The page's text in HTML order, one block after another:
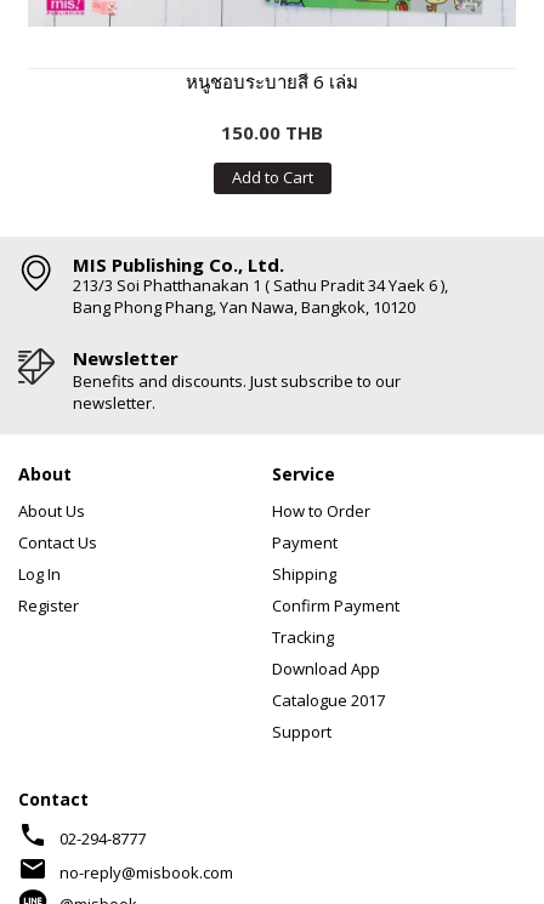
หนูชอบระบายสี 6 เล่ม
150.00 THB
Add to Cart
MIS Publishing Co., Ltd.
213/3 Soi Phatthanakan 1 ( Sathu Pradit 34 Yaek 6 ),
Bang Phong Phang, Yan Nawa, Bangkok, 10120
Newsletter
Benefits and discounts. Just subscribe to our
newsletter.
About
About Us
Contact Us
Log In
Register
Service
How to Order
Payment
Shipping
Confirm Payment
Tracking
Download App
Catalogue 2017
Support
Contact
phone 02-294-8777
mail
no-reply@misbook.com